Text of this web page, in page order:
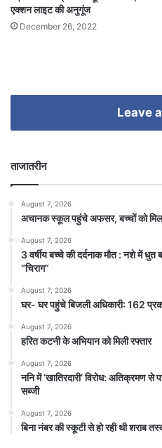
एक्शन लाइट की अनुगूंज
December 26, 2022
Leave
ताजातरीन
August 7, 2026
अचानक स्कूल पहुंचे अफसर, बच्चों को मिला
August 7, 2026
3 वर्षीय बच्चे की दर्दनाक मौत : नशे में
“चिराग”
August 7, 2026
घर- घर पहुंचे बिजली अधिकारी: 162
August 7, 2026
हरित कटनी के अभियान को मिली रफ्तार
August 7, 2026
ननि में ‘खातिरदारी’ विरोध: अतिक्रमण
सब्जी
August 7, 2026
बिना नंबर की स्कूटी से हो रही थी शराब